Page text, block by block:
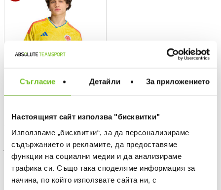
Съгласие Детайли За приложението
Настоящият сайт използва "бисквитки"
Използваме „бисквитки“, за да персонализираме
съдържанието и рекламите, да предоставяме
функции на социални медии и да анализираме
трафика си. Също така споделяме информация за
начина, по който използвате сайта ни, с
Colombia 26 Home Replica
Jersey
Текуща цена:
59,99 €/117,33 BGN
99,99 €(-40%) The lowest price
) Regular price